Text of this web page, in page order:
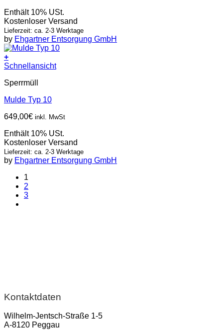
Enthält 10% USt.
Kostenloser Versand
Lieferzeit: ca. 2-3 Werktage
by Ehgartner Entsorgung GmbH
+
Schnellansicht
Sperrmüll
Mulde Typ 10
649,00€ inkl. MwSt
Enthält 10% USt.
Kostenloser Versand
Lieferzeit: ca. 2-3 Werktage
by Ehgartner Entsorgung GmbH
1
2
3
Kontaktdaten
Wilhelm-Jentsch-Straße 1-5
A-8120 Peggau